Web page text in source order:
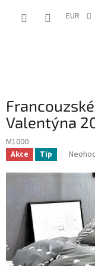
EUR
Valentýna
M1000
Akce Tip
0,0